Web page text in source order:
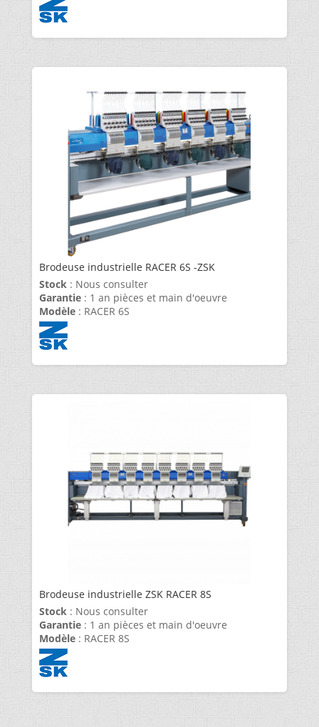
Brodeuse industrielle RACER 6S -ZSK
Stock: Nous consulter
Garantie: 1 an pièces et main d'oeuvre
Modèle: RACER 6S
Brodeuse industrielle ZSK RACER 8S
Stock: Nous consulter
Garantie: 1 an pièces et main d'oeuvre
Modèle: RACER 8S